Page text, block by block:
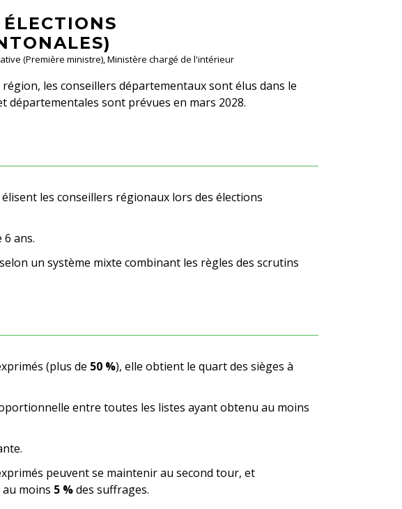
(Première ministre), Ministère chargé de l'intérieur
les conseillers départementaux sont élus dans le
départementales sont prévues en mars 2028.
les conseillers régionaux lors des élections
ans.
un système mixte combinant les règles des scrutins
(plus de 50 %), elle obtient le quart des sièges à
entre toutes les listes ayant obtenu au moins
peuvent se maintenir au second tour, et
moins 5 %des suffrages.